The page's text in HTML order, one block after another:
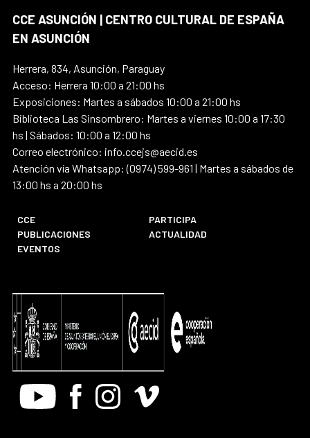
CCE ASUNCIÓN | CENTRO CULTURAL DE ESPAÑA
EN ASUNCIÓN
Herrera, 834, Asunción, Paraguay
Acceso: Herrera 10:00 a 21:00 hs
Exposiciones: Martes a sábados 10:00 a 21:00 hs
Biblioteca Las Sinsombrero: Martes a viernes 10:00 a 17:30
hs | Sábados: 10:00 a 12:00 hs
Correo electrónico: info.ccejs@aecid.es
Atención vía Whatsapp: (0974) 599-961 | Martes a sábados de
13:00 hs a 20:00 hs
CCE
PARTICIPA
PUBLICACIONES
ACTUALIDAD
EVENTOS
Youtube FacebookInstagram
Vimeo